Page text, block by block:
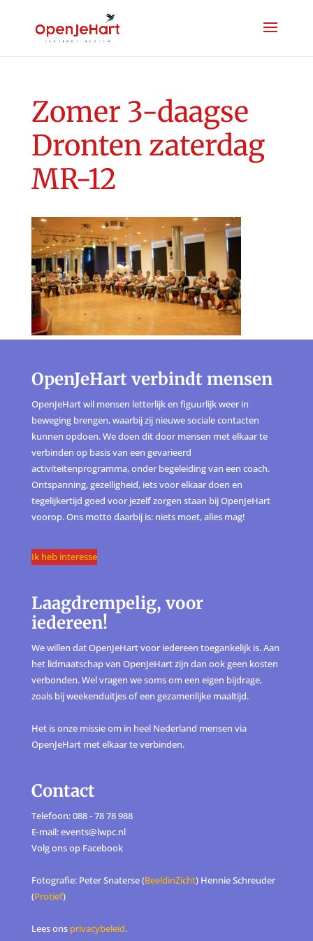
Zomer 3-daagse
Dronten zaterdag
MR-12
OpenJeHart verbindt mensen
OpenJeHart wil mensen letterlijk en figuurlijk weer in
beweging brengen, waarbij zij nieuwe sociale contacten
kunnen opdoen. We doen dit door mensen met elkaar te
verbinden op basis van een gevarieerd
activiteitenprogramma, onder begeleiding van een coach.
Ontspanning, gezelligheid, iets voor elkaar doen en
tegelijkertijd goed voor jezelf zorgen staan bij OpenJeHart
voorop. Ons motto daarbij is: niets moet, alles mag!
Ik heb interesse
Laagdrempelig, voor
iedereen!
We willen dat OpenJeHart voor iedereen toegankelijk is. Aan
het lidmaatschap van OpenJeHart zijn dan ook geen kosten
verbonden. Wel vragen we soms om een eigen bijdrage,
zoals bij weekenduitjes of een gezamenlijke maaltijd.
Het is onze missie om in heel Nederland mensen via
OpenJeHart met elkaar te verbinden.
Contact
Telefoon: 088 - 78 78 988
E-mail: events@lwpc.nl
Volg ons op Facebook
Fotografie: Peter Snaterse (BeeldinZicht) Hennie Schreuder
(Protief)
Lees ons privacybeleid.